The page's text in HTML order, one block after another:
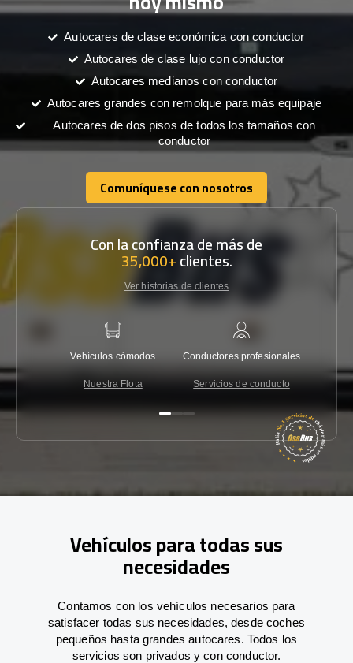
Autocares de clase económica con conductor
Autocares de clase lujo con conductor
Autocares medianos con conductor
Autocares grandes con remolque para más equipaje
Autocares de dos pisos de todos los tamaños con
conductor
Comuníquese con nosotros
Comuníquese con nosotros
Con la confianza de más de
35,000+clientes.
Ver historias de clientes
Vehículos cómodos
Nuestra Flota
Conductores profesionales
Servicios de conducto
Vehículos para todas sus
necesidades
Contamos con los vehículos necesarios para
satisfacer todas sus necesidades, desde coches
pequeños hasta grandes autocares. Todos los
servicios son privados y con conductor.